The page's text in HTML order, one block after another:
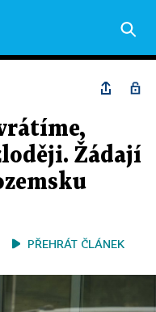
Žádají
PŘEHRÁT ČLÁNEK